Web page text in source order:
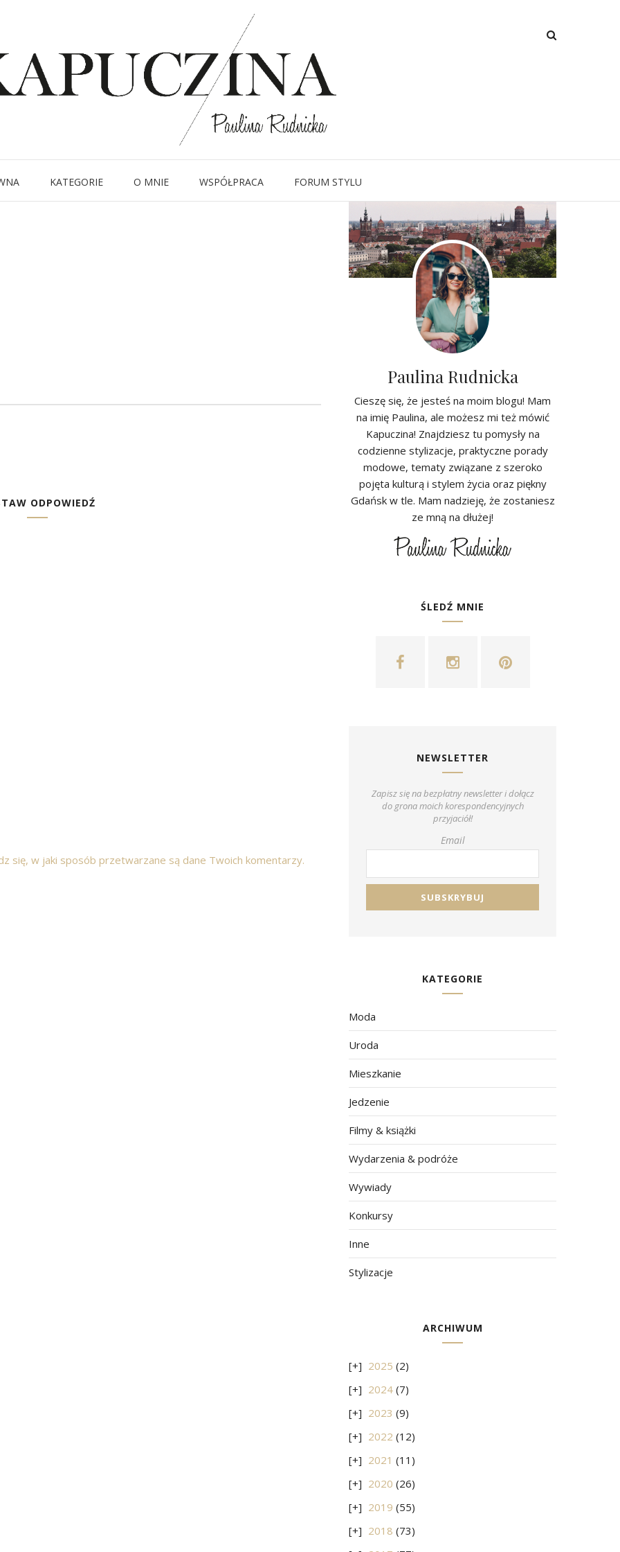
KATEGORIE O MNIE WSPÓŁPRACA FORUM STYLU
DSC_5766
Written byKapuczina in
ODPOWIEDŹ
się, w jaki sposób przetwarzane są dane Twoich komentarzy.
Paulina Rudnicka
Cieszę się, że jesteś na moim blogu! Mam
na imię Paulina, ale możesz mi też mówić
Kapuczina! Znajdziesz tu pomysły na
codzienne stylizacje, praktyczne porady
modowe, tematy związane z szeroko
pojęta kulturą i stylem życia oraz piękny
Gdańsk w tle. Mam nadzieję, że zostaniesz
ze mną na dłużej!
ŚLEDŹ MNIE
NEWSLETTER
Zapisz się na bezpłatny newsletter i dołącz
do grona moich korespondencyjnych
przyjaciół!
Email
KATEGORIE
Moda
Uroda
Mieszkanie
Jedzenie
Filmy & książki
Wydarzenia & podróże
Wywiady
Konkursy
Inne
Stylizacje
ARCHIWUM
2025 (2)
2024 (7)
2023 (9)
2022 (12)
2021 (11)
2020 (26)
2019 (55)
2018 (73)